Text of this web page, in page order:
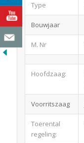
Type
Bouwjaar
M. Nr
Hoofdzaag:
Voorritszaag
Toerental
regeling: